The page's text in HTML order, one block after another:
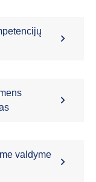
valdyme